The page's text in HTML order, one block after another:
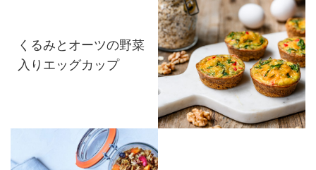
くるみとオーツの野菜
入りエッグカップ